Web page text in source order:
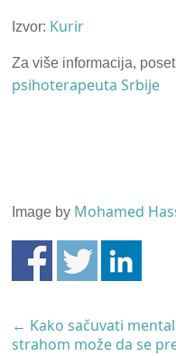
Izvor: Kurir
Za više informacija,
psihoterapeuta Srbije
Image by Mohamed
← Kako sačuvati
strahom može da se